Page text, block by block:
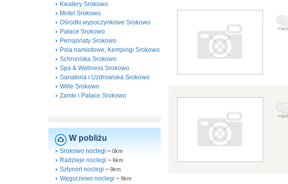
Kwatery Srokowo
Motel Srokowo
Ośrodki wypoczynkowe Srokowo
Pałace Srokowo
Pensjonaty Srokowo
Pola namiotowe, Kempingi Srokowo
Schroniska Srokowo
Spa & Wellness Srokowo
Sanatoria i Uzdrowiska Srokowo
Wille Srokowo
Zamki i Pałace Srokowo
W pobliżu
Srokowo noclegi ~ 0km
Radzieje noclegi ~ 6km
Sztynort noclegi ~ 9km
Węgorzewo noclegi ~ 9km